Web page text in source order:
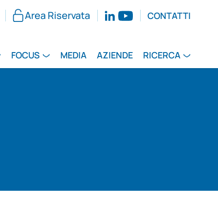
Area Riservata CONTATTI
FOCUS MEDIA AZIENDE RICERCA